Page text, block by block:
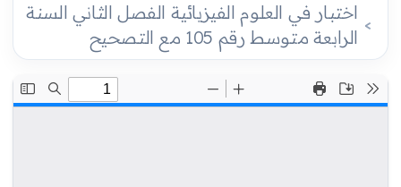
اختبار في العلوم الفيزيائية الفصل الثاني السنة
الرابعة متوسط رقم 105 مع التصحيح